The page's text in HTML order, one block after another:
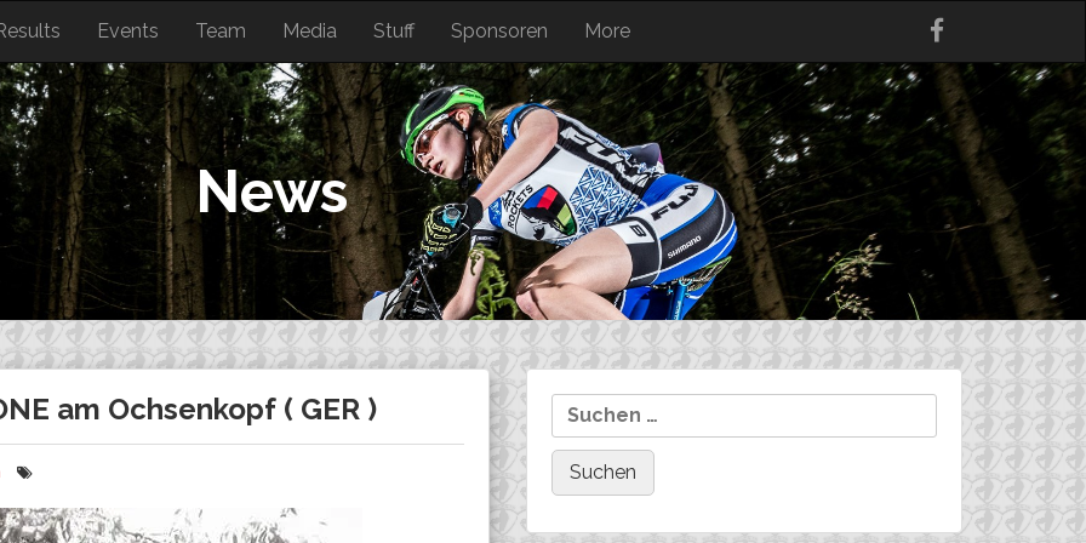
Events Team Media Stuff Sponsoren More
News
am Ochsenkopf ( GER )
Suchen
nach: